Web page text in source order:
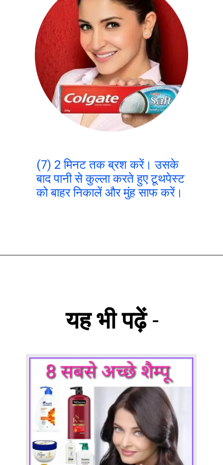
(7) 2 मिनट तक ब्रश करें। उसके
बाद पानी से कुल्ला करते हुए टूथपेस्ट
को बाहर निकालें और मुंह साफ करें।
यह भी पढ़ें-